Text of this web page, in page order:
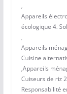
,
Appareils
écologique 4.
,
Appareils
Cuisine
,Appareils
Cuiseurs de riz
Responsabilité